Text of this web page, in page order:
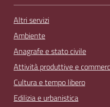
Altri servizi
Ambiente
Anagrafe e stato civile
Attività produttive e
Cultura e tempo libero
Edilizia e urbanistica